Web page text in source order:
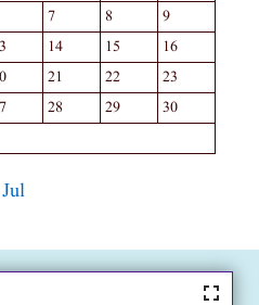
7 8
9
14 15
16
21 22
23
28 29
30